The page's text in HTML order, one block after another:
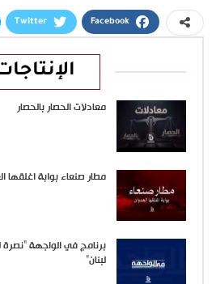
Facebook
Twitter
معادلات الحصار بالحصار
مطار صنعاء بوابة اغلقها
برنامج في الواجهة “نصرة
لبنان”